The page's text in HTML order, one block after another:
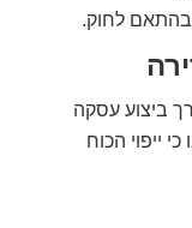
לחוק.
ביצוע עסקה
ייפוי הכוח